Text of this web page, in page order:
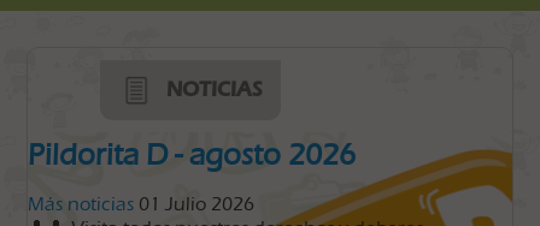
NOTICIAS
Pildorita D - agosto 2026
Más noticias 01 Julio 2026